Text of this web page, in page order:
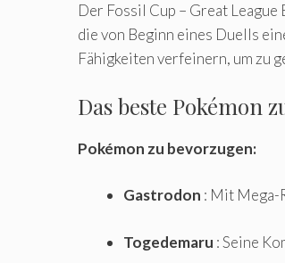
Der Fossil Cup – Great
die von Beginn eines Duells
Fähigkeiten verfeinern, um zu
Das beste Pokémon
Pokémon zu bevorzugen:
Gastrodon : Mit Mega-
Togedemaru : Seine